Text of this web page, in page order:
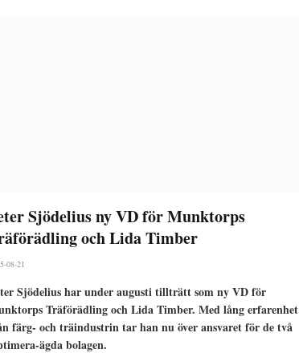
Sjödelius ny VD för Munktorps
och Lida Timber
08-21
Sjödelius har under augusti tillträtt som ny VD för
Träförädling och Lida Timber. Med lång erfarenhet
färg- och träindustrin tar han nu över ansvaret för de två
ägda bolagen.